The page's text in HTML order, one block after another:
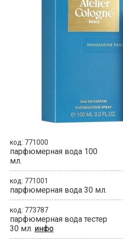
код: 771000
парфюмерная вода 100
мл.
код: 771001
парфюмерная вода 30 мл.
код: 773787
парфюмерная вода тестер
30 мл. инфо